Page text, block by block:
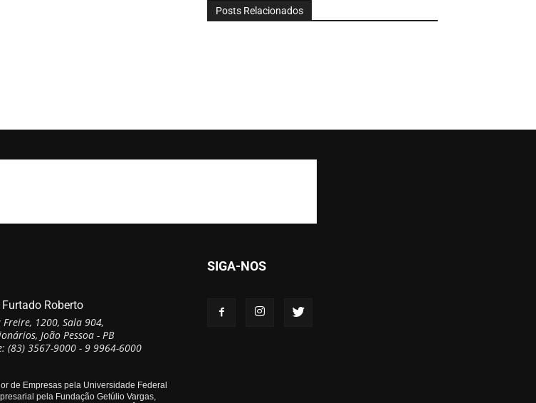
Posts Relacionados
Roberto
Freire, 1200, Sala 904,
João Pessoa - PB
(83) 3567-9000 - 9 9964-6000
de Empresas pela Universidade Federal
pela Fundação Getúlio Vargas,
SIGA-NOS